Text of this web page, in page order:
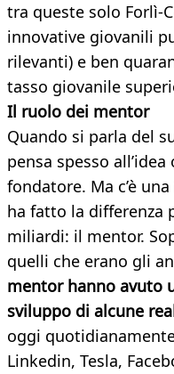
tra queste solo Forlì-
innovative giovanili
rilevanti) e ben
tasso giovanile
Il ruolo dei mentor
Quando si parla del
pensa spesso
fondatore. Ma c’è
ha fatto la differenza
miliardi: il mentor.
quelli che erano gli
mentor hanno avuto
sviluppo di alcune
oggi
Linkedin, Tesla,